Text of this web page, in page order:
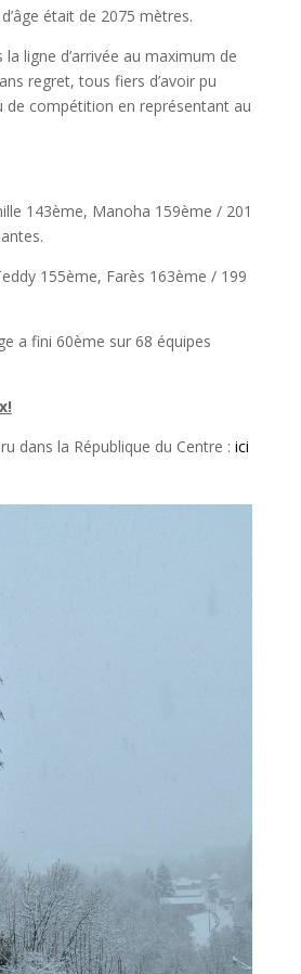
était de 2075 mètres.
ligne d’arrivée au maximum de
regret, tous fiers d’avoir pu
de compétition en représentant au
143ème, Manoha 159ème / 201
155ème, Farès 163ème / 199
a fini 60ème sur 68 équipes
dans la République du Centre : ici